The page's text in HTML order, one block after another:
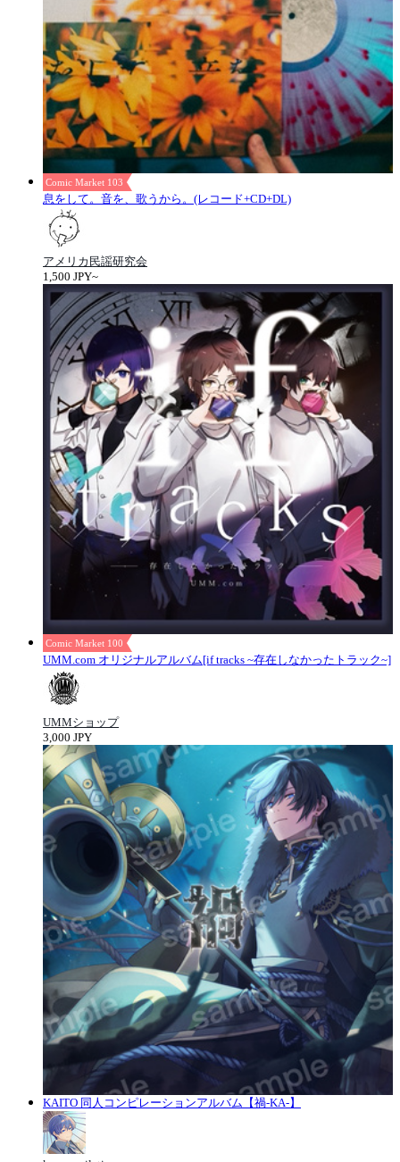
Comic Market 103
息をして。音を、歌うから。(レコード+CD+DL)
アメリカ民謡研究会
1,500 JPY~
Comic Market 100
UMM.com オリジナルアルバム[if tracks ~存在しなかったトラック~]
UMMショップ
3,000 JPY
KAITO 同人コンピレーションアルバム【禍-KA-】